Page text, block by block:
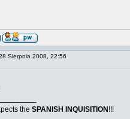
28 Sierpnia 2008, 22:56
the SPANISH INQUISITION !!!